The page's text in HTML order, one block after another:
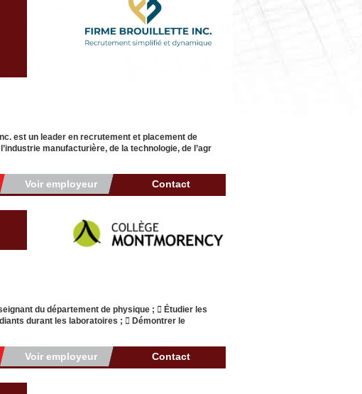
est un leader en recrutement et placement de
manufacturière, de la technologie, de l’agr
Voir employeur Contact
du département de physique ;  Étudier les
durant les laboratoires ;  Démontrer le
Voir employeur Contact